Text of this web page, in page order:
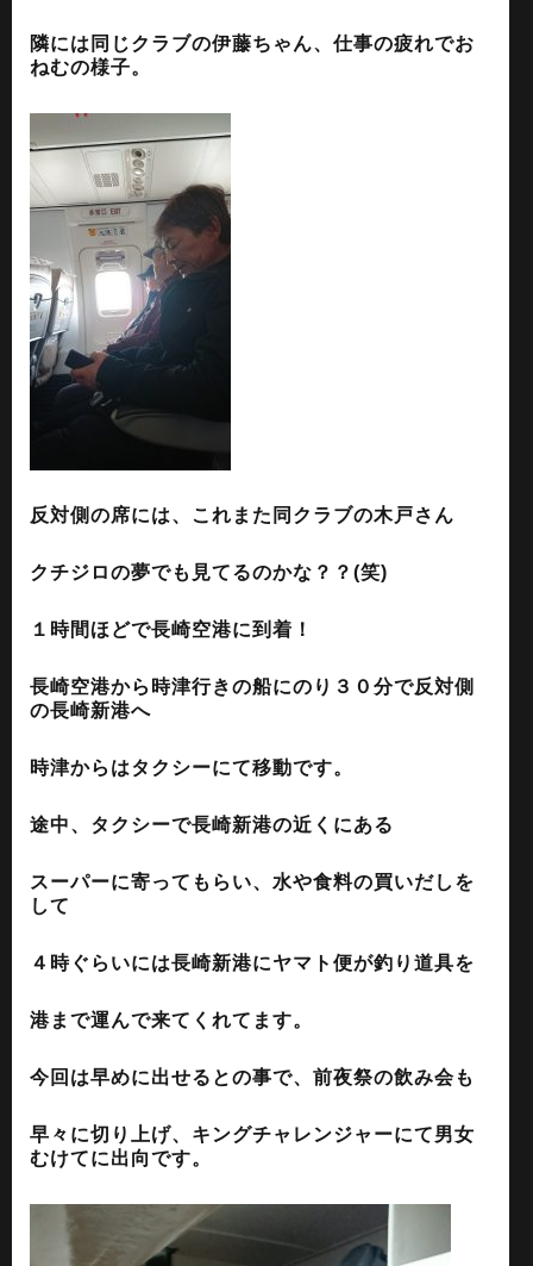
隣には同じクラブの伊藤ちゃん、仕事の疲れでお
ねむの様子。
反対側の席には、これまた同クラブの木戸さん
クチジロの夢でも見てるのかな？？(笑)
１時間ほどで長崎空港に到着！
長崎空港から時津行きの船にのり３０分で反対側
の長崎新港へ
時津からはタクシーにて移動です。
途中、タクシーで長崎新港の近くにある
スーパーに寄ってもらい、水や食料の買いだしを
して
４時ぐらいには長崎新港にヤマト便が釣り道具を
港まで運んで来てくれてます。
今回は早めに出せるとの事で、前夜祭の飲み会も
早々に切り上げ、キングチャレンジャーにて男女
むけてに出向です。